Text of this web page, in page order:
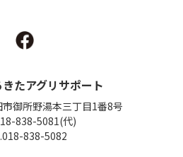
たアグリサポート
御所野湯本三丁目1番8号
838-5081(代)
838-5082